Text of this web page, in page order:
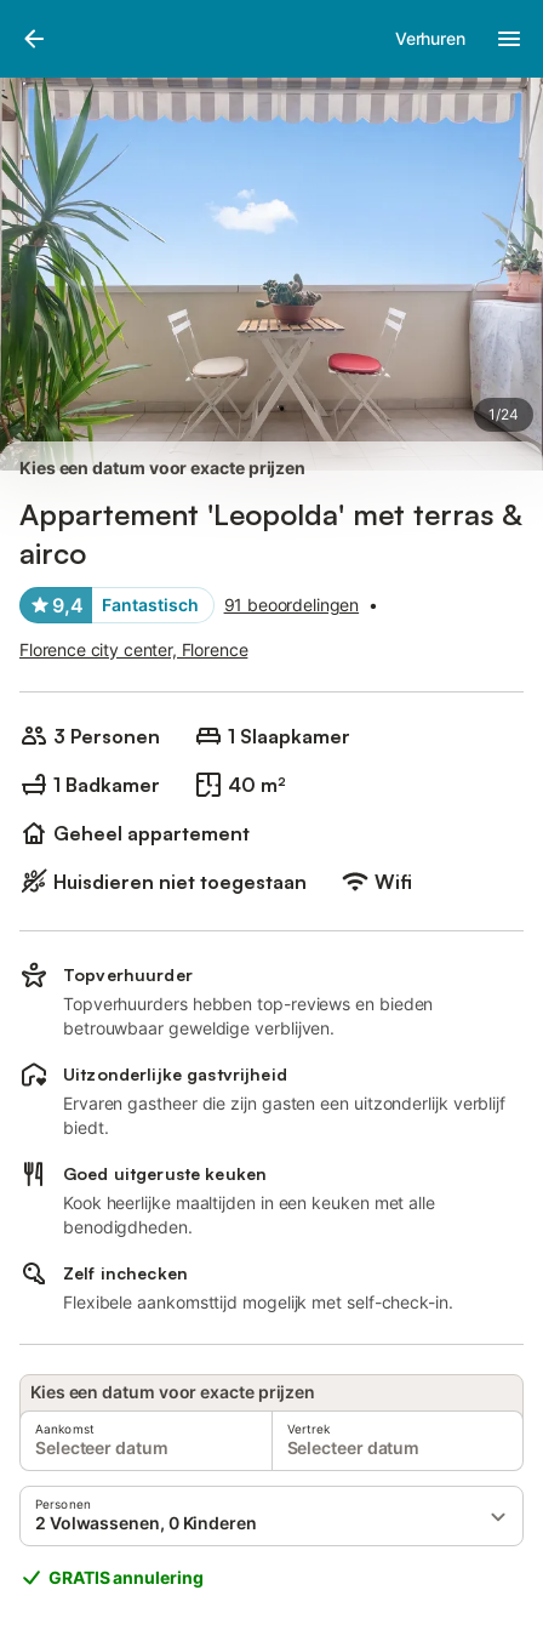
Verhuren
1/24
Afbeeldingen
Kies een datum voor exacte prijzen
Appartement 'Leopolda' met terras &
airco
9,4 Fantastisch 91 beoordelingen •
Florence city center, Florence
3 Personen
1 Slaapkamer
1 Badkamer
40 m²
Geheel appartement
Huisdieren niet toegestaan
Wifi
Topverhuurder
Topverhuurders hebben top-reviews en bieden
betrouwbaar geweldige verblijven.
Uitzonderlijke gastvrijheid
Ervaren gastheer die zijn gasten een uitzonderlijk verblijf
biedt.
Goed uitgeruste keuken
Kook heerlijke maaltijden in een keuken met alle
benodigdheden.
Zelf inchecken
Flexibele aankomsttijd mogelijk met self-check-in.
Kies een datum voor exacte prijzen
Aankomst
Selecteer datum
Vertrek
Selecteer datum
Personen
2 Volwassenen, 0 Kinderen
GRATIS annulering